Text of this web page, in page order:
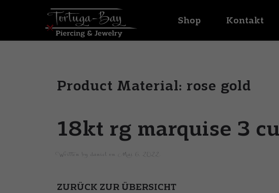
Shop Kontakt
Product Material: rose gold
18kt rg marquise 3
Written by daniel on Mai 6, 2022
ZURÜCK ZUR ÜBERSICHT